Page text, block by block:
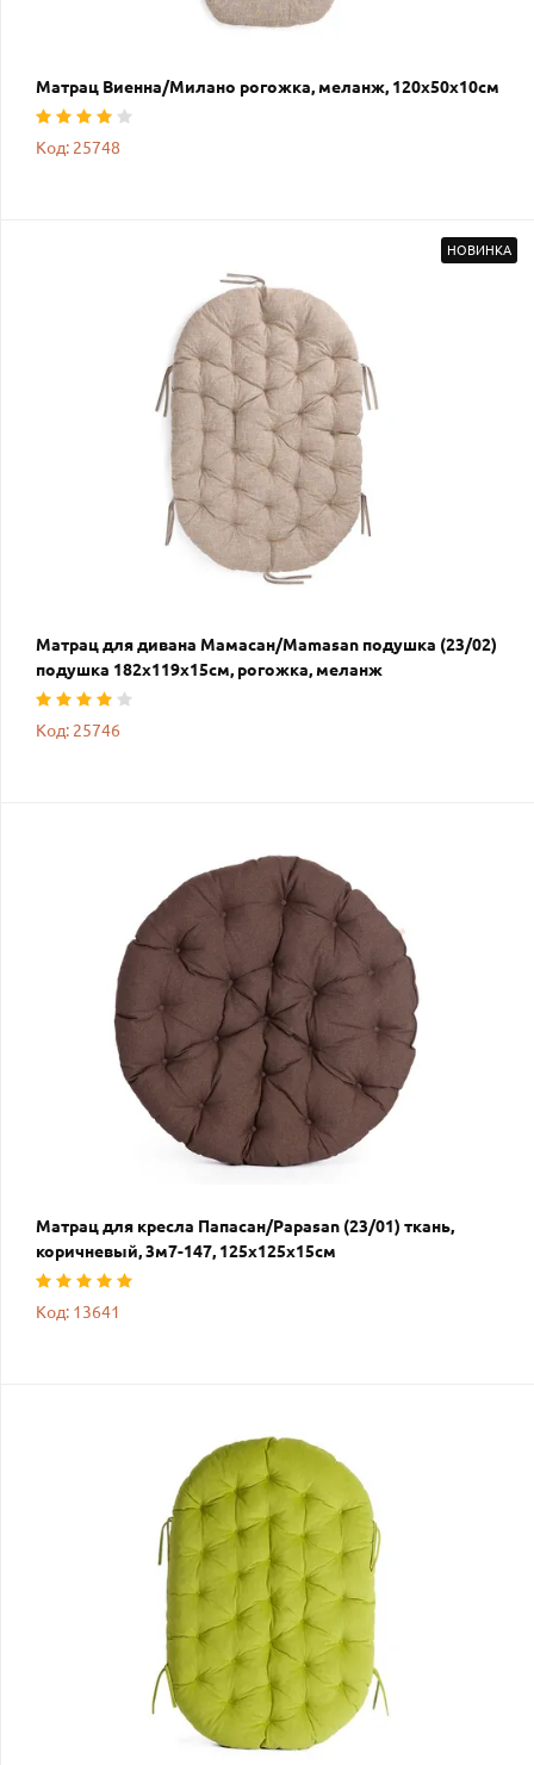
Матрац Виенна/Милано рогожка, меланж, 120х50х10см
Код: 25748
НОВИНКА
Матрац для дивана Мамасан/Mamasan подушка (23/02)
подушка 182х119х15см, рогожка, меланж
Код: 25746
Матрац для кресла Папасан/Papasan (23/01) ткань,
коричневый, 3м7-147, 125х125х15см
Код: 13641